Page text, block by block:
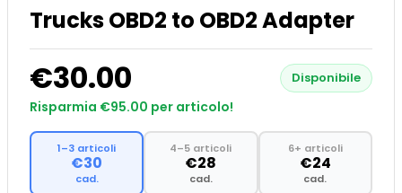
Trucks OBD2 to OBD2 Adapter
€30.00 Disponibile
Risparmia €95.00 per articolo!
1–3 articoli
€30
cad.
4–5 articoli
€28
cad.
6+ articoli
€24
cad.